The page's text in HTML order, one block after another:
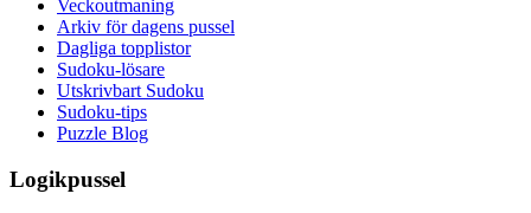
Veckoutmaning
Arkiv för dagens pussel
Dagliga topplistor
Sudoku-lösare
Utskrivbart Sudoku
Sudoku-tips
Puzzle Blog
Logikpussel